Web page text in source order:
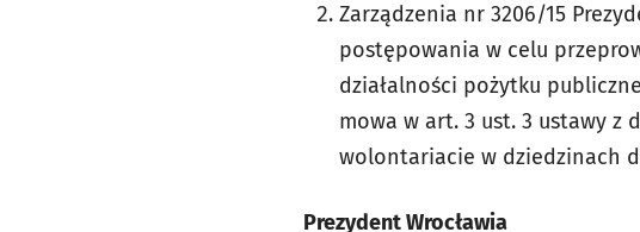
Zarządzenia nr 3206/15
postępowania w celu
działalności pożytku
mowa w art. 3 ust. 3 ustawy z
wolontariacie w dziedzinach
Prezydent Wrocławia